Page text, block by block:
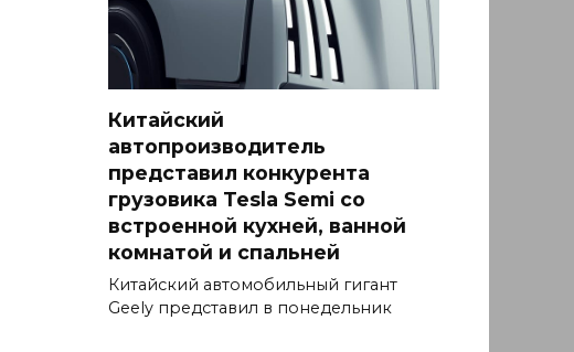
Китайский
автопроизводитель
представил конкурента
грузовика Tesla Semi со
встроенной кухней, ванной
комнатой и спальней
Китайский автомобильный гигант
Geely представил в понедельник